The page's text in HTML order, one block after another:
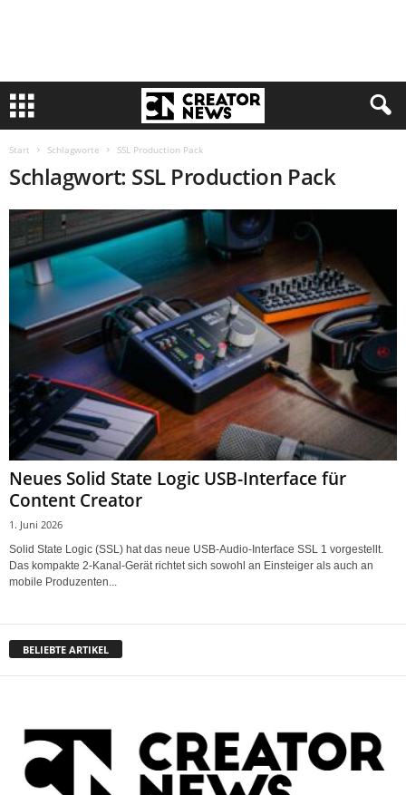
Start Schlagworte SSL Production Pack
Schlagwort: SSL Production Pack
Neues Solid State Logic USB-Interface für
Content Creator
1. Juni 2026
Solid State Logic (SSL) hat das neue USB-Audio-Interface SSL 1 vorgestellt.
Das kompakte 2-Kanal-Gerät richtet sich sowohl an Einsteiger als auch an
mobile Produzenten...
BELIEBTE ARTIKEL